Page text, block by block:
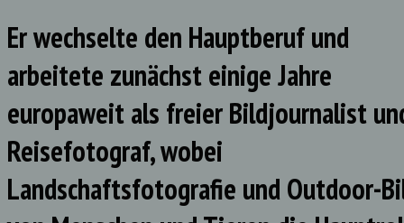
Er wechselte den Hauptberuf und
arbeitete zunächst einige Jahre
europaweit als freier Bildjournalist
Reisefotograf, wobei
Landschaftsfotografie und Outdoor-